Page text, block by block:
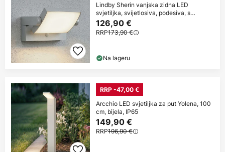
Lindby Sherin vanjska zidna LED
svjetiljka, svijetlosiva, podesiva, s
senzorom
126,90 €
RRP173,90 €
Na lageru
RRP -47,00 €
Arcchio LED svjetiljka za put Yolena, 100
cm, bijela, IP65
149,90 €
RRP196,90 €